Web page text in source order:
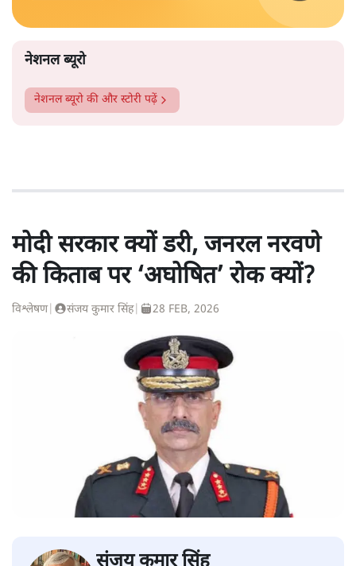
नेशनल ब्यूरो
नेशनल ब्यूरो की और स्टोरी पढ़ें
मोदी सरकार क्यों डरी, जनरल नरवणे
की किताब पर ‘अघोषित’ रोक क्यों?
विश्लेषण| संजय कुमार सिंह| 28 FEB, 2026